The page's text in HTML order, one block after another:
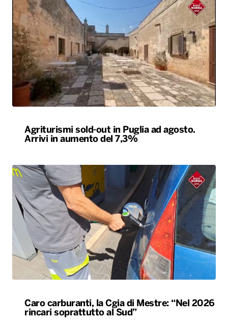
Agriturismi sold-out in Puglia ad agosto.
Arrivi in aumento del 7,3%
Caro carburanti, la Cgia di Mestre: “Nel 2026
rincari soprattutto al Sud”